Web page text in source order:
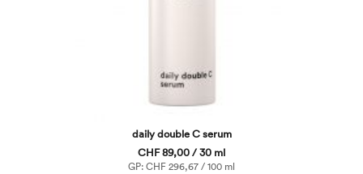
daily double C serum
CHF 89,00 / 30 ml
GP: CHF 296,67 / 100 ml